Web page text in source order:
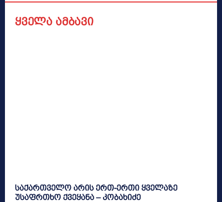
ყველა ამბავი
საქართველო არის ერთ-ერთი ყველაზე
უსაფრთხო ქვეყანა – კობახიძე